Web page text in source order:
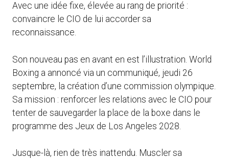
Avec une idée fixe, élevée au rang de priorité :
convaincre le CIO de lui accorder sa
reconnaissance.
Son nouveau pas en avant en est l’illustration. World
Boxing a annoncé via un communiqué, jeudi 26
septembre, la création d’une commission olympique.
Sa mission : renforcer les relations avec le CIO pour
tenter de sauvegarder la place de la boxe dans le
programme des Jeux de Los Angeles 2028.
Jusque-là, rien de très inattendu. Muscler sa